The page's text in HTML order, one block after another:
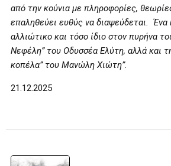
από την κούνια με πληροφορίες,
επαληθεύει ευθύς να διαψεύδεται. Ένα
αλλιώτικο και τόσο ίδιο στον πυρήνα
Νεφέλη” του Οδυσσέα Ελύτη, αλλά και
κοπέλα” του Μανώλη Χιώτη”.
21.12.2025